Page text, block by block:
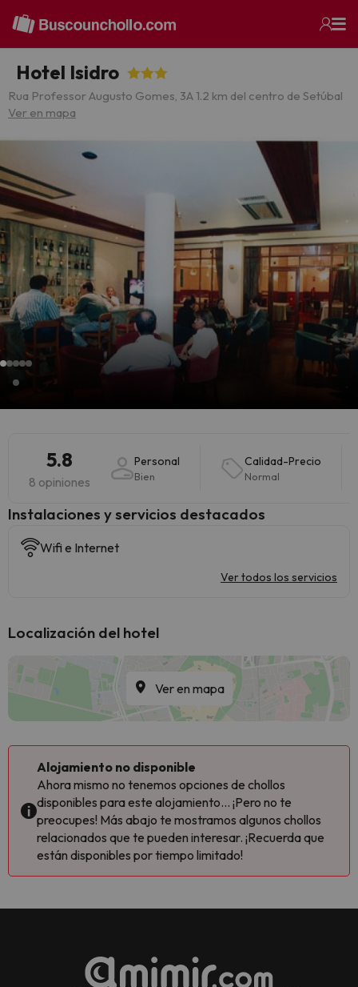
Hotel Isidro
Rua Professor Augusto Gomes, 3A 1.2 km del centro de Setúbal
Ver en mapa
5.8
8 opiniones
Personal
Bien
Calidad-Precio
Normal
Instalaciones y servicios destacados
Wifi e Internet
Ver todos los servicios
Localización del hotel
Ver en mapa
Alojamiento no disponible
Ahora mismo no tenemos opciones de chollos
disponibles para este alojamiento... ¡Pero no te
preocupes! Más abajo te mostramos algunos chollos
relacionados que te pueden interesar. ¡Recuerda que
están disponibles por tiempo limitado!